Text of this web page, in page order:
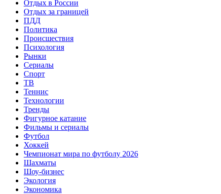
Отдых в России
Отдых за границей
ПДД
Политика
Происшествия
Психология
Рынки
Сериалы
Спорт
ТВ
Теннис
Технологии
Тренды
Фигурное катание
Фильмы и сериалы
Футбол
Хоккей
Чемпионат мира по футболу 2026
Шахматы
Шоу-бизнес
Экология
Экономика